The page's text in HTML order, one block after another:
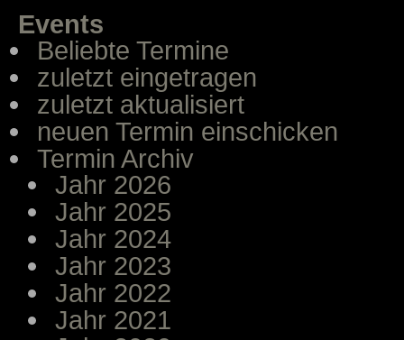
Events
Beliebte Termine
zuletzt eingetragen
zuletzt aktualisiert
neuen Termin einschicken
Termin Archiv
Jahr 2026
Jahr 2025
Jahr 2024
Jahr 2023
Jahr 2022
Jahr 2021